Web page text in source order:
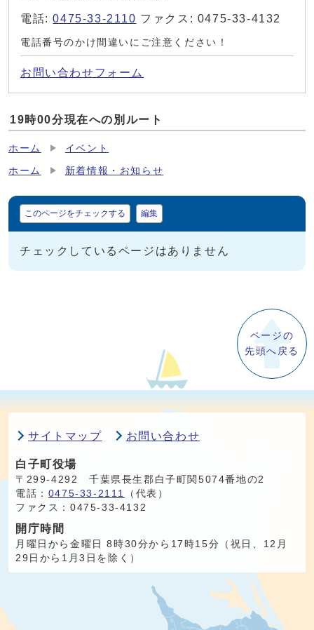
電話:0475-33-2110 ファクス: 0475-33-4132
電話番号のかけ間違いにご注意ください！
お問い合わせフォーム
19時00分現在への別ルート
ホーム イベント
ホーム 新着情報・お知らせ
マイページ
このページをチェックする 編集
チェックしているページはありません
ページの
先頭へ戻る
サイトマップ お問い合わせ
白子町役場
〒299-4292 千葉県長生郡白子町関5074番地の2
電話： 0475-33-2111
（代表）
ファクス：0475-33-4132
開庁時間
月曜日から金曜日 8時30分から17時15分（祝日、12月
29日から1月3日を除く）